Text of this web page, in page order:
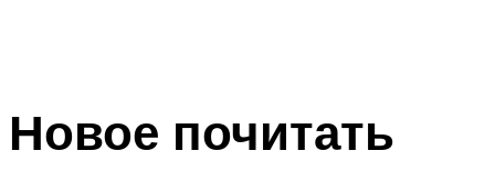
Новое почитать